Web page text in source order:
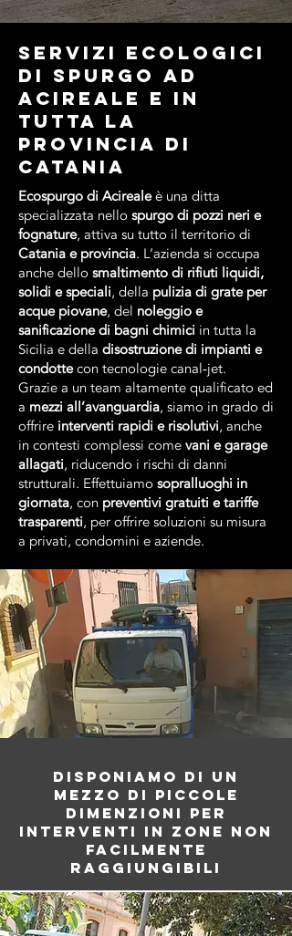
Servizi ecologici
di spurgo ad
Acireale e in
tutta la
provincia di
Catania
Ecospurgo di Acirealeè una ditta
specializzata nello spurgo di pozzi neri e
fognature, attiva su tutto il territorio di
Catania e provincia. L’azienda si occupa
anche dello smaltimento di rifiuti liquidi,
solidi e speciali, della pulizia di grate per
acque piovane, del noleggio e
sanificazione di bagni chimici in tutta la
Sicilia e della disostruzione di impianti e
condottecon tecnologie canal‑jet.
Grazie a un team altamente qualificato ed
a mezzi all’avanguardia, siamo in grado di
offrire interventi rapidi e risolutivi, anche
in contesti complessi come vani e garage
allagati, riducendo i rischi di danni
strutturali. Effettuiamo sopralluoghi in
giornata, con preventivi gratuiti e tariffe
trasparenti, per offrire soluzioni su misura
a privati, condomini e aziende.
DISPONIAMO DI UN
MEZZO DI PICCOLE
DIMENZIONI PER
INTERVENTI IN ZONE NON
FACILMENTE
RAGGIUNGIBILI